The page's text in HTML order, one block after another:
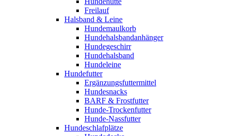
Freilauf
Halsband & Leine
Hundemaulkorb
Hundehalsbandanhänger
Hundegeschirr
Hundehalsband
Hundeleine
Hundefutter
Ergänzungsfuttermittel
Hundesnacks
BARF & Frostfutter
Hunde-Trockenfutter
Hunde-Nassfutter
Hundeschlafplätze